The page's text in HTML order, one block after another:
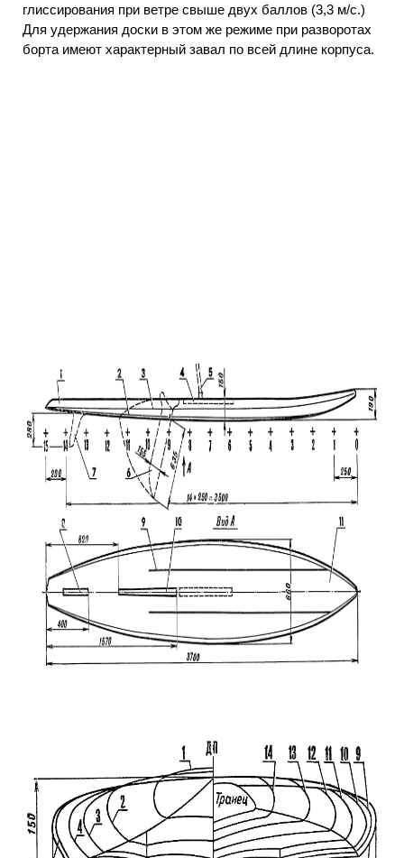
глиссирования при ветре свыше двух баллов (3,3 м/с.)
Для удержания доски в этом же режиме при разворотах
борта имеют характерный завал по всей длине корпуса.